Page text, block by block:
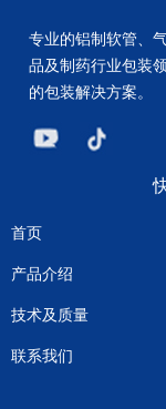
专业的铝制软管、
品及制药行业包装
的包装解决方案。
首页
产品介绍
技术及质量
联系我们